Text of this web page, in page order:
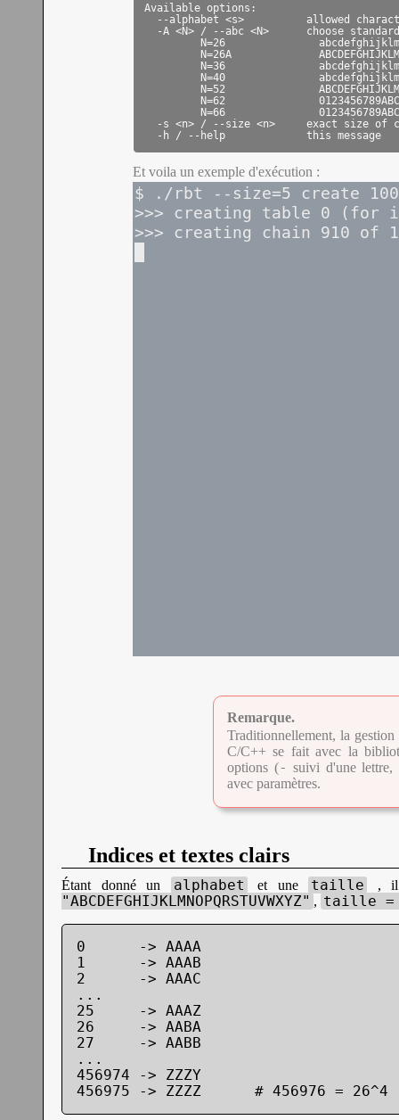
Available options:
--alphabet <s>          allowed
-A <N> / --abc <N>      choose
N=26
N=26A
N=36
N=40
N=52
N=62
N=66
-s <n> / --size <n>     exact size of
  -h / --help             this message
Et voila un exemple d'exécution :
Traditionnellement, la
C/C++ se fait avec la
options (- suivi d'une
avec paramètres.
Indices et textes clairs
Étant donné un alphabet et une taille , il
"ABCDEFGHIJKLMNOPQRSTUVWXYZ" , taille =
0      -> AAAA
1      -> AAAB
2      -> AAAC
...
25     -> AAAZ
26     -> AABA
27     -> AABB
...
456974 -> ZZZY
456975 -> ZZZZ      # 456976 = 26^4